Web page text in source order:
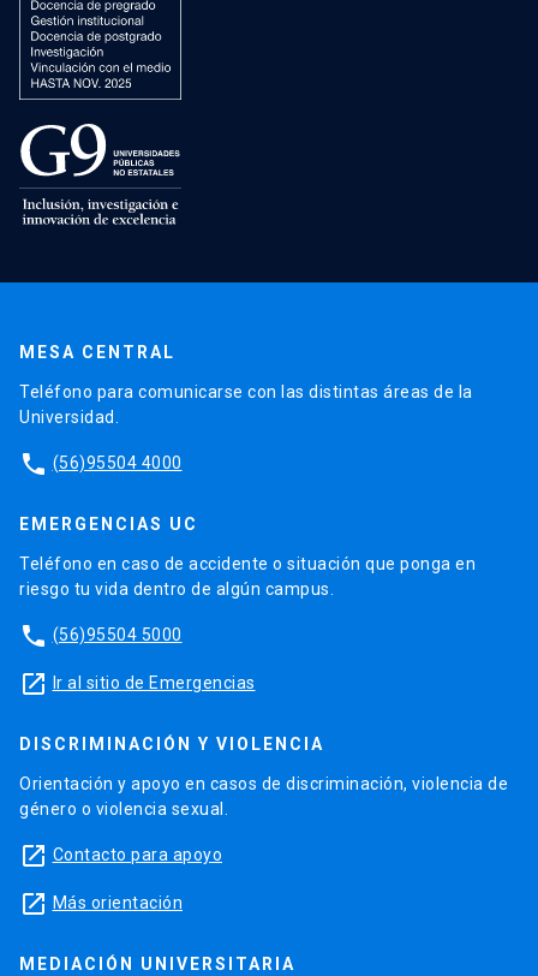
MESA CENTRAL
Teléfono para comunicarse con las distintas áreas de la
Universidad.
phone (56)95504 4000
EMERGENCIAS UC
Teléfono en caso de accidente o situación que ponga en
riesgo tu vida dentro de algún campus.
phone (56)95504 5000
launch Ir al sitio de Emergencias
DISCRIMINACIÓN Y VIOLENCIA
Orientación y apoyo en casos de discriminación, violencia de
género o violencia sexual.
launch Contacto para apoyo
launch Más orientación
MEDIACIÓN UNIVERSITARIA